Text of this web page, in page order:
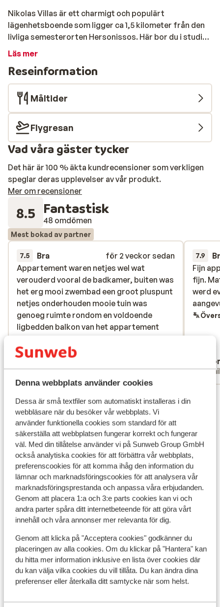
Denna webbplats använder cookies
Dessa är små textfiler som automatiskt installeras i din
webbläsare när du besöker vår webbplats. Vi
använder funktionella cookies som standard för att
säkerställa att webbplatsen fungerar korrekt och fungerar
väl. Med din tillåtelse använder vi på Sunweb Group GmbH
också analytiska cookies för att förbättra vår webbplats,
preferenscookies för att komma ihåg den information du
lämnar och marknadsföringscookies för att analysera vår
marknadsföringsprestanda och anpassa våra erbjudanden.
Genom att placera 1:a och 3:e parts cookies kan vi och
andra parter spåra ditt internetbeteende för att göra vårt
innehåll och våra annonser mer relevanta för dig.
Genom att klicka på "Acceptera cookies" godkänner du
placeringen av alla cookies. Om du klickar på "Hantera" kan
du hitta mer information inklusive en lista över cookies där
du kan välja vilka cookies du vill tillåta. Du kan ändra dina
preferenser eller återkalla ditt samtycke när som helst.
Nikolas Villas är ett charmigt och populärt
lägenhetsboende som ligger ca 1,5 kilometer från den
livliga semesterorten Hersonissos. Här bor du i studio-
eller tvårumslägenheter som alla har pentry, samt
poolområde med separat barnpool, och hela
lägenhetsboendet är omgivet av välskötta gräsmattor
där du kan njuta av solen medans barnen leker. Nikolas
Villas rekommenderas till alla som vill spendera
semestern i lugna omgivningar och smidigt kunna ta sig
till Hersonissos, och dess många erbjudanden.
Läs mer
Reseinformation
Måltider
Flygresan
Vad våra gäster tycker
Det här är 100 % äkta kundrecensioner som verkligen
speglar deras upplevelser av vår produkt.
Mer om recensioner
8.5 Fantastisk
48 omdömen
Mest bokad av partner
7.5 Bra
för 2 veckor sedan
Appartement waren netjes wel wat
verouderd vooral de badkamer, buiten was
het erg mooi zwembad een groot pluspunt
netjes onderhouden mooie tuin was
genoeg ruimte rondom en voldoende
ligbedden balkon van het appartement
matig
Appartement waren netjes wel wat
verouderd vooral de badkamer, buiten was
het erg mooi zwembad een groot pluspunt
netjes onderhouden mooie tuin was
genoeg ruimte rondom en voldoende
ligbedden balkon van het appartement
Översätt till svenska
Familj
7.9
Fijn
fijn.
werd
Fijn
fijn.
werd
Visa alla 48 omdömen
Andra boenden i Kreta
Apartments Elounda Colour
Alkionides Seaside Aparthotel
Harmony Boutique Resort Hotel
Bio Beach Boutique Hotel - endast vuxna
Aloe Boutique & Suites Hotel - endast vuxna
Aulus Chania, Curio Collection by Hilton